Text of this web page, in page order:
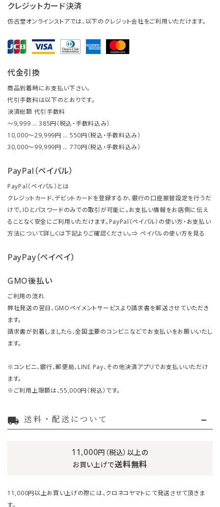
クレジットカード決済
仿古堂オンラインストアでは、以下のクレジット会社をご利用いただけます。
代金引換
商品到着時にお支払い下さい。
代引手数料は以下のとおりです。
決済総額 代引手数料
～9,999 … 385円（税込・手数料込み）
10,000～29,999円 … 550円（税込・手数料込み）
30,000～99,999円 … 770円（税込・手数料込み）
PayPal（ペイパル）
PayPal（ペイパル）とは
クレジットカード、デビットカードを登録するか、銀行の口座振替設定を行うだ
けで、IDとパスワードのみでの取引が可能に。お支払い情報をお店側に伝え
ることなく安全にご利用いただけます。PayPal（ペイパル）の使い方・お支払い
方法について詳しくは下記よりご確認ください。⇒ ペイパルの使い方を見る
PayPay（ペイペイ）
GMO後払い
ご利用の流れ
弊社発送の翌日、GMOペイメントサービスより請求書を郵送させていただき
ます。
請求書が到着しましたら、全国主要のコンビニなどでお支払いをお願いいたし
ます。
※コンビニ、銀行、郵便局、LINE Pay、その他決済アプリでお支払いいただけ
ます。
※ご利用上限額は、55,000円（税込）です。
local_shipping 送料・配送について
11,000円（税込）以上の
お買い上げで送料無料
11,000円以上お買い上げの際には、クロネコヤマトにて発送させて頂きま
す。